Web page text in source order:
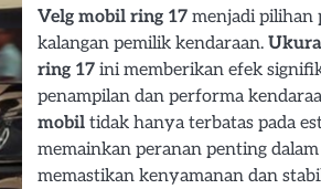
Velg mobil ring 17 menjadi pilihan
kalangan pemilik kendaraan.
ring 17 ini memberikan efek
penampilan dan performa
mobil tidak hanya terbatas pada
memainkan peranan penting dalam
memastikan kenyamanan dan